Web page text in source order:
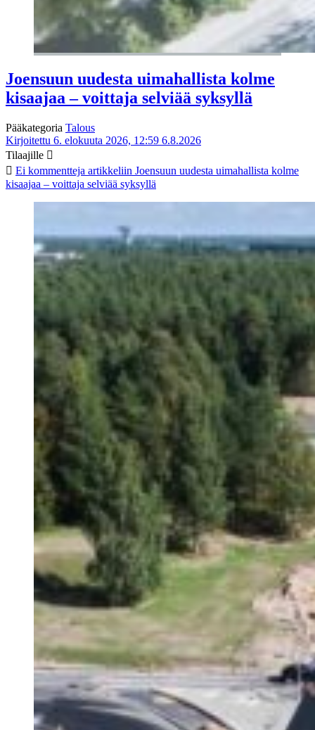
Joensuun uudesta uimahallista kolme
kisaajaa – voittaja selviää syksyllä
Pääkategoria Talous
Kirjoitettu 6. elokuuta 2026, 12:59 6.8.2026
Tilaajille
Ei kommentteja artikkeliin Joensuun uudesta uimahallista kolme
kisaajaa – voittaja selviää syksyllä